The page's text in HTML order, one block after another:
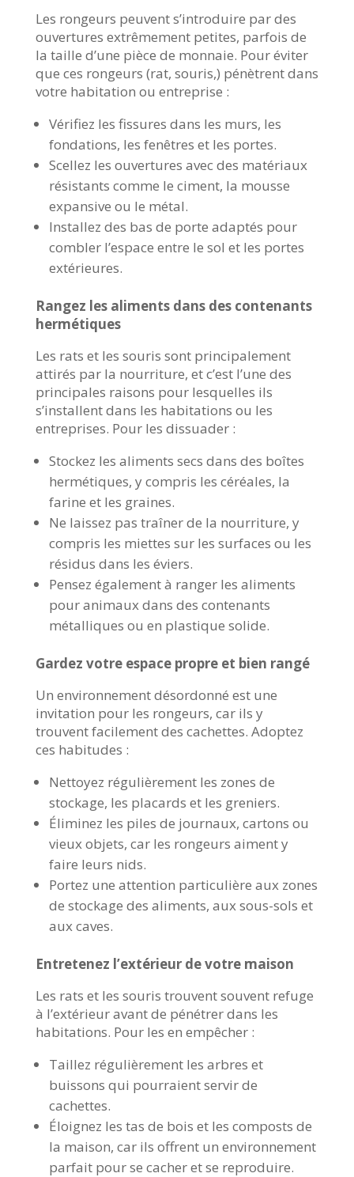
Les rongeurs peuvent s’introduire par des
ouvertures extrêmement petites, parfois de
la taille d’une pièce de monnaie. Pour éviter
que ces rongeurs (rat, souris,) pénètrent dans
votre habitation ou entreprise :
Vérifiez les fissures dans les murs, les
fondations, les fenêtres et les portes.
Scellez les ouvertures avec des matériaux
résistants comme le ciment, la mousse
expansive ou le métal.
Installez des bas de porte adaptés pour
combler l’espace entre le sol et les portes
extérieures.
Rangez les aliments dans des contenants
hermétiques
Les rats et les souris sont principalement
attirés par la nourriture, et c’est l’une des
principales raisons pour lesquelles ils
s’installent dans les habitations ou les
entreprises. Pour les dissuader :
Stockez les aliments secs dans des boîtes
hermétiques, y compris les céréales, la
farine et les graines.
Ne laissez pas traîner de la nourriture, y
compris les miettes sur les surfaces ou les
résidus dans les éviers.
Pensez également à ranger les aliments
pour animaux dans des contenants
métalliques ou en plastique solide.
Gardez votre espace propre et bien rangé
Un environnement désordonné est une
invitation pour les rongeurs, car ils y
trouvent facilement des cachettes. Adoptez
ces habitudes :
Nettoyez régulièrement les zones de
stockage, les placards et les greniers.
Éliminez les piles de journaux, cartons ou
vieux objets, car les rongeurs aiment y
faire leurs nids.
Portez une attention particulière aux zones
de stockage des aliments, aux sous-sols et
aux caves.
Entretenez l’extérieur de votre maison
Les rats et les souris trouvent souvent refuge
à l’extérieur avant de pénétrer dans les
habitations. Pour les en empêcher :
Taillez régulièrement les arbres et
buissons qui pourraient servir de
cachettes.
Éloignez les tas de bois et les composts de
la maison, car ils offrent un environnement
parfait pour se cacher et se reproduire.